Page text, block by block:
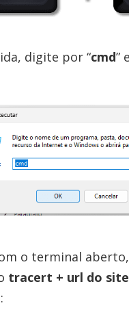
digite por “cmd”
o terminal
tracert + url do site